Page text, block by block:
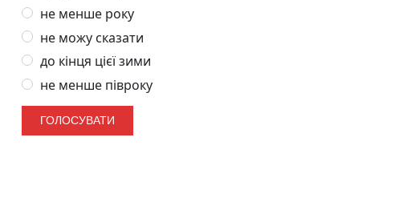
не менше року
не можу сказати
до кінця цієї зими
не менше півроку